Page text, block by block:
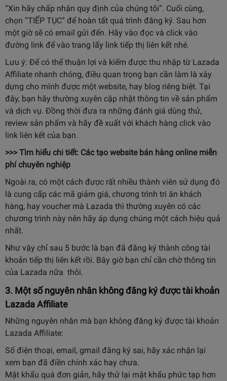
“Xin hãy chấp nhận quy định của chúng tôi”. Cuối cùng,
chọn “TIẾP TỤC” để hoàn tất quá trình đăng ký. Sau hơn
một giờ sẽ có email gửi đến. Hãy vào đọc và click vào
đường link để vào trang lấy link tiếp thị liên kết nhé.
Lưu ý: Để có thể thuận lợi và kiếm được thu nhập từ Lazada
Affiliate nhanh chóng, điều quan trọng bạn cần làm là xây
dựng cho mình được một website, hay blog riêng biệt. Tại
đây, bạn hãy thường xuyên cập nhật thông tin về sản phẩm
và dịch vụ. Đồng thời đưa ra những đánh giá dùng thử,
review sản phẩm và hãy đề xuất với khách hàng click vào
link liên kết của bạn.
>>> Tìm hiểu chi tiết: Các tạo website bán hàng online miễn
phí chuyên nghiệp
Ngoài ra, có một cách được rất nhiều thành viên sử dụng đó
là cung cấp các mã giảm giá, chương trình tri ân khách
hàng, hay voucher mà Lazada thì thường xuyên có các
chương trình này nên hãy áp dụng chúng một cách hiệu quả
nhất.
Như vậy chỉ sau 5 bước là bạn đã đăng ký thành công tài
khoản tiếp thị liên kết rồi. Bây giờ bạn chỉ cần chờ thông tin
của Lazada nữa thôi.
3. Một số nguyên nhân không đăng ký được tài khoản
Lazada Affiliate
Những nguyên nhân mà bạn không đăng ký được tài khoản
Lazada Affiliate:
Số điện thoại, email, gmail đăng ký sai, hãy xác nhận lại
xem bạn đã điền chính xác hay chưa.
Mật khẩu quá đơn giản, hãy thử lại mật khẩu phức tạp hơn